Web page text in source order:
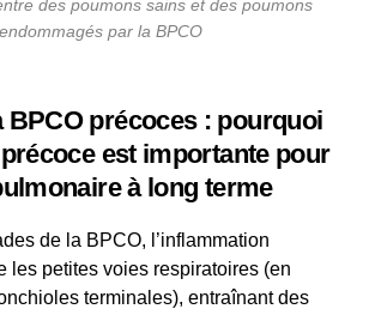
des poumons sains et des poumons
endommagés par la BPCO
BPCO précoces : pourquoi
est importante pour
à long terme
de la BPCO, l’inflammation
les petites voies respiratoires (en
terminales), entraînant des